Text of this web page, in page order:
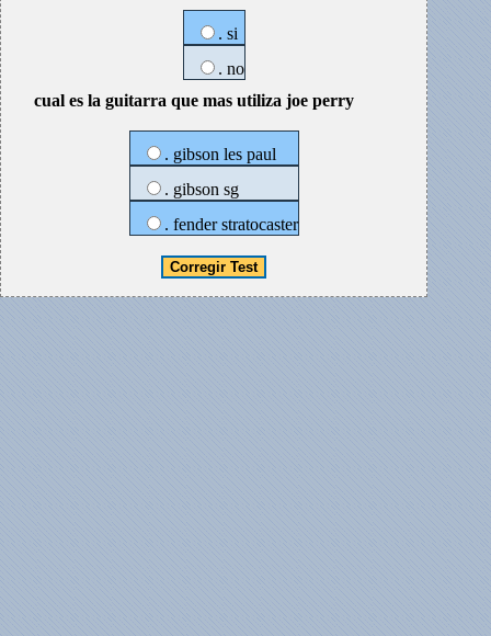
. si
. no
cual es la guitarra que mas utiliza joe perry
. gibson les paul
. gibson sg
. fender stratocaster